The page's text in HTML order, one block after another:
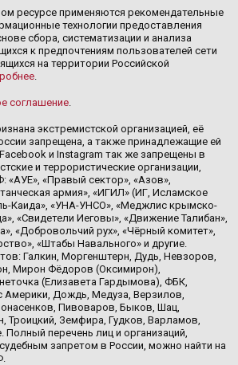
ресурсе применяются рекомендательные
технологии предоставления
сбора, систематизации и анализа
к предпочтениям пользователей сети
на территории Российской
.
соглашение.
экстремистской организацией, её
запрещена, а также принадлежащие ей
и Instagram так же запрещены в
и террористические организации,
«АУЕ», «Правый сектор», «Азов»,
армия», «ИГИЛ» (ИГ, Исламское
Каида», «УНА-УНСО», «Меджлис крымско-
«Свидетели Иеговы», «Движение Талибан»,
«Добровольчий рух», «Чёрный комитет»,
«Штабы Навального» и другие.
Галкин, Моргенштерн, Дудь, Невзоров,
Мирон Фёдоров (Оксимирон),
(Елизавета Гардымова), ФБК,
Америки, Дождь, Медуза, Верзилов,
Пивоваров, Быков, Шац,
Троицкий, Земфира, Гудков, Варламов,
Полный перечень лиц и организаций,
запретом в России, можно найти на